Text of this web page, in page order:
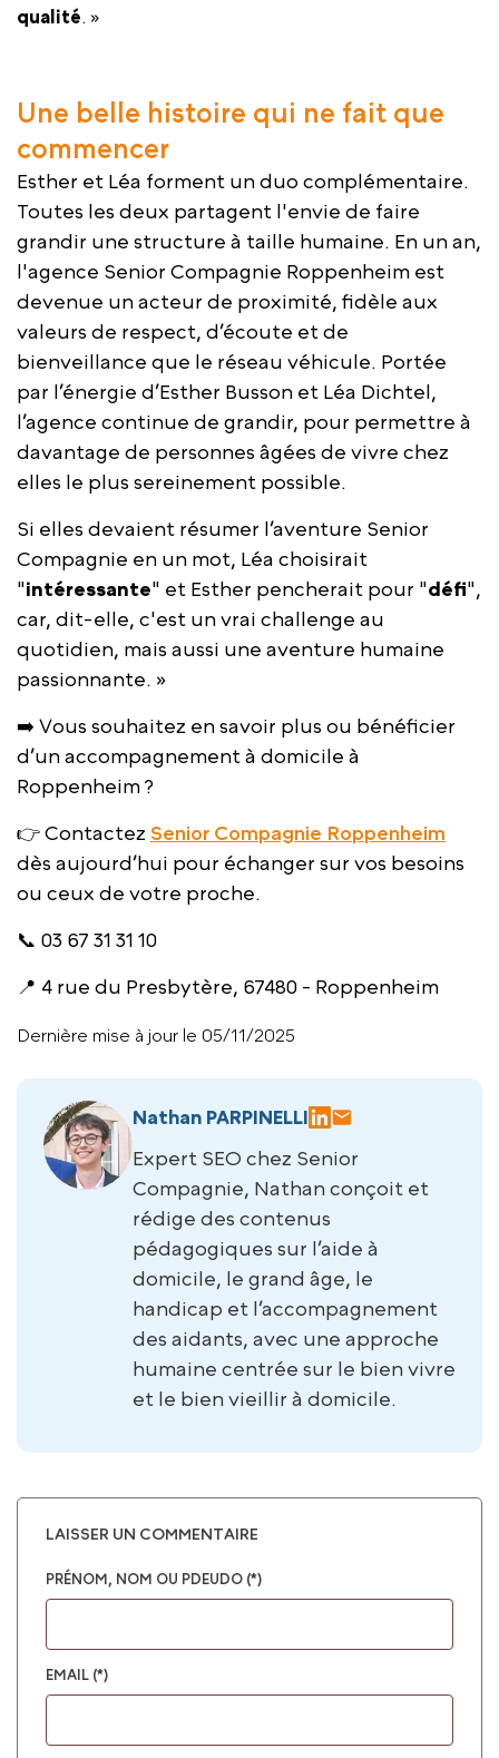
qualité. »
Une belle histoire qui ne fait que
commencer
Esther et Léa forment un duo complémentaire.
Toutes les deux partagent l'envie de faire
grandir une structure à taille humaine. En un an,
l'agence Senior Compagnie Roppenheim est
devenue un acteur de proximité, fidèle aux
valeurs de respect, d’écoute et de
bienveillance que le réseau véhicule. Portée
par l’énergie d’Esther Busson et Léa Dichtel,
l’agence continue de grandir, pour permettre à
davantage de personnes âgées de vivre chez
elles le plus sereinement possible.
Si elles devaient résumer l’aventure Senior
Compagnie en un mot, Léa choisirait
"intéressante" et Esther pencherait pour "défi",
car, dit-elle, c'est un vrai challenge au
quotidien, mais aussi une aventure humaine
passionnante. »
➡️ Vous souhaitez en savoir plus ou bénéficier
d’un accompagnement à domicile à
Roppenheim ?
👉 Contactez Senior Compagnie Roppenheim
dès aujourd’hui pour échanger sur vos besoins
ou ceux de votre proche.
📞 03 67 31 31 10
📍 4 rue du Presbytère, 67480 - Roppenheim
Dernière mise à jour le 05/11/2025
Nathan PARPINELLI
Expert SEO chez Senior
Compagnie, Nathan conçoit et
rédige des contenus
pédagogiques sur l’aide à
domicile, le grand âge, le
handicap et l’accompagnement
des aidants, avec une approche
humaine centrée sur le bien vivre
et le bien vieillir à domicile.
LAISSER UN COMMENTAIRE
PRÉNOM, NOM OU PDEUDO (*)
EMAIL (*)